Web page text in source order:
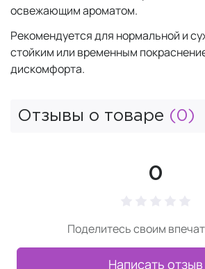
освежающим ароматом.
Рекомендуется для нормальной и
стойким или временным
дискомфорта.
Отзывы о товаре (0)
0
Поделитесь своим
Написать отзыв